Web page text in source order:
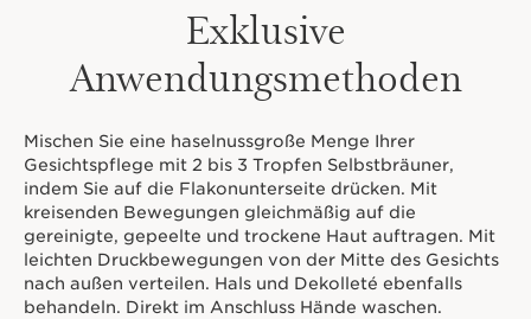
für eine strahlende und lang
anhaltende Bräune.
ALOE VERA –
EXTRAKT
unterstützt
die feuchtigkeitsspendende
Kraft. Eine hydratisierte
Haut sorgt für eine
gleichmäßigere und länger
anhaltende Bräune.
Exklusive
Anwendungsmethoden
Mischen Sie eine haselnussgroße Menge Ihrer
Gesichtspflege mit 2 bis 3 Tropfen Selbstbräuner,
indem Sie auf die Flakonunterseite drücken. Mit
kreisenden Bewegungen gleichmäßig auf die
gereinigte, gepeelte und trockene Haut auftragen. Mit
leichten Druckbewegungen von der Mitte des Gesichts
nach außen verteilen. Hals und Dekolleté ebenfalls
behandeln. Direkt im Anschluss Hände waschen.